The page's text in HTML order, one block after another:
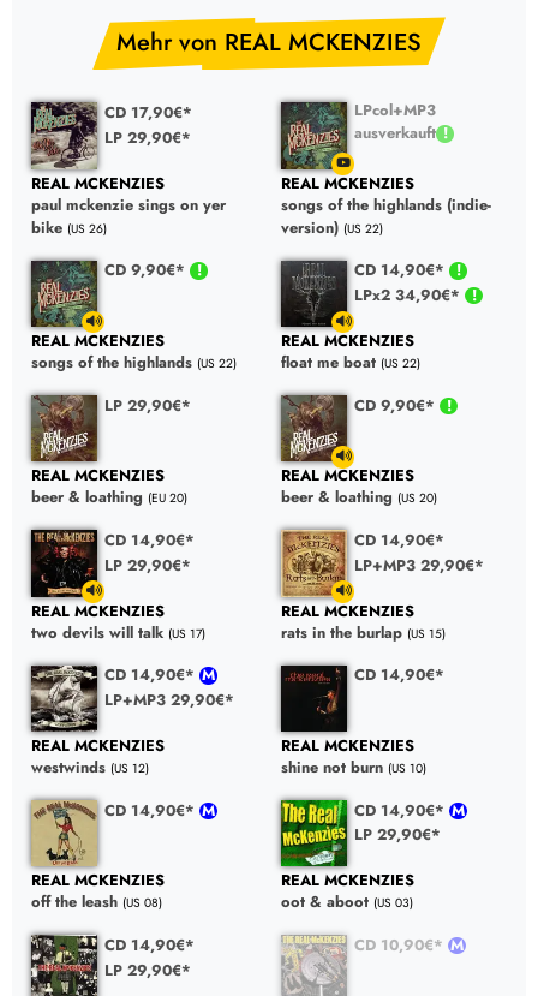
Mehr von REAL MCKENZIES
CD 17,90€*
LP 29,90€*
REAL MCKENZIES
paul mckenzie sings on yer
bike (US 26)
LPcol+MP3
ausverkauft
REAL MCKENZIES
songs of the highlands (indie-
version) (US 22)
CD 9,90€*
REAL MCKENZIES
songs of the highlands (US 22)
CD 14,90€*
LPx2 34,90€*
REAL MCKENZIES
float me boat (US 22)
LP 29,90€*
REAL MCKENZIES
beer & loathing (EU 20)
CD 9,90€*
REAL MCKENZIES
beer & loathing (US 20)
CD 14,90€*
LP 29,90€*
REAL MCKENZIES
two devils will talk (US 17)
CD 14,90€*
LP+MP3 29,90€*
REAL MCKENZIES
rats in the burlap (US 15)
CD 14,90€*
LP+MP3 29,90€*
REAL MCKENZIES
westwinds (US 12)
CD 14,90€*
REAL MCKENZIES
shine not burn (US 10)
CD 14,90€*
REAL MCKENZIES
off the leash (US 08)
CD 14,90€*
LP 29,90€*
REAL MCKENZIES
oot & aboot (US 03)
CD 14,90€*
LP 29,90€*
CD 10,90€*